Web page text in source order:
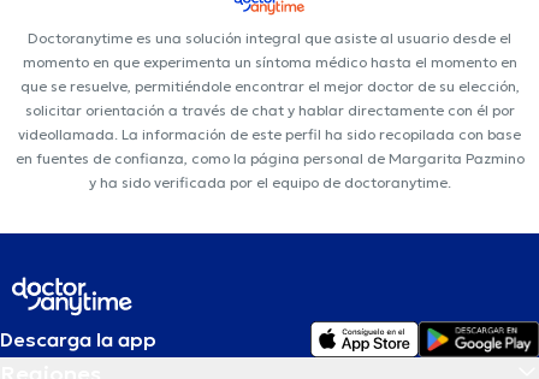
Doctoranytime es una solución integral que asiste al usuario desde el
momento en que experimenta un síntoma médico hasta el momento en
que se resuelve, permitiéndole encontrar el mejor doctor de su elección,
solicitar orientación a través de chat y hablar directamente con él por
videollamada. La información de este perfil ha sido recopilada con base
en fuentes de confianza, como la página personal de Margarita Pazmino
y ha sido verificada por el equipo de doctoranytime.
Descarga la app